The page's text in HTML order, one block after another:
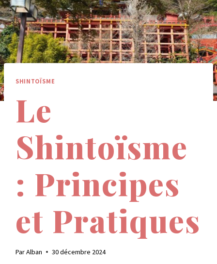
SHINTOÏSME
Le
Shintoïsme
: Principes
et Pratiques
ParAlban 30 décembre 2024